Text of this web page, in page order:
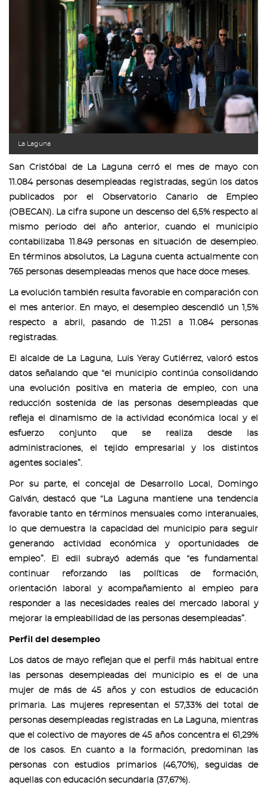
La Laguna
San Cristóbal de La Laguna cerró el mes de mayo con
11.084 personas desempleadas registradas, según los datos
publicados por el Observatorio Canario de Empleo
(OBECAN). La cifra supone un descenso del 6,5% respecto al
mismo periodo del año anterior, cuando el municipio
contabilizaba 11.849 personas en situación de desempleo.
En términos absolutos, La Laguna cuenta actualmente con
765 personas desempleadas menos que hace doce meses.
La evolución también resulta favorable en comparación con
el mes anterior. En mayo, el desempleo descendió un 1,5%
respecto a abril, pasando de 11.251 a 11.084 personas
registradas.
El alcalde de La Laguna, Luis Yeray Gutiérrez, valoró estos
datos señalando que “el municipio continúa consolidando
una evolución positiva en materia de empleo, con una
reducción sostenida de las personas desempleadas que
refleja el dinamismo de la actividad económica local y el
esfuerzo conjunto que se realiza desde las
administraciones, el tejido empresarial y los distintos
agentes sociales”.
Por su parte, el concejal de Desarrollo Local, Domingo
Galván, destacó que “La Laguna mantiene una tendencia
favorable tanto en términos mensuales como interanuales,
lo que demuestra la capacidad del municipio para seguir
generando actividad económica y oportunidades de
empleo”. El edil subrayó además que “es fundamental
continuar reforzando las políticas de formación,
orientación laboral y acompañamiento al empleo para
responder a las necesidades reales del mercado laboral y
mejorar la empleabilidad de las personas desempleadas”.
Perfil del desempleo
Los datos de mayo reflejan que el perfil más habitual entre
las personas desempleadas del municipio es el de una
mujer de más de 45 años y con estudios de educación
primaria. Las mujeres representan el 57,33% del total de
personas desempleadas registradas en La Laguna, mientras
que el colectivo de mayores de 45 años concentra el 61,29%
de los casos. En cuanto a la formación, predominan las
personas con estudios primarios (46,70%), seguidas de
aquellas con educación secundaria (37,67%).